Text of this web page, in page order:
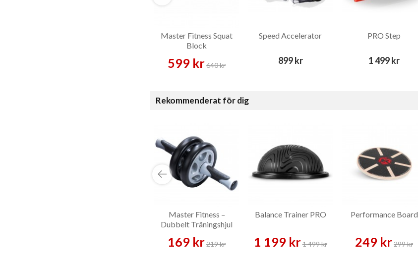
Master Fitness Squat
Block
599 kr640 kr
Speed Accelerator
899 kr
PRO Step
1 499 kr
Rekommenderat för dig
Master Fitness –
Dubbelt Träningshjul
169 kr219 kr
Balance Trainer PRO
1 199 kr1 499 kr
Performance Board
249 kr299 kr